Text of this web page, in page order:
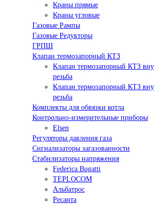
Краны прямые
Краны угловые
Газовые Рампы
Газовые Редукторы
ГРПШ
Клапан термозапорный КТЗ
Клапан термозапорный КТЗ
резьба
Клапан термозапорный КТЗ
резьба
Комплекты для обвязки котла
Контрольно-измерительные приборы
Elsen
Регуляторы давления газа
Сигнализаторы загазованности
Стабилизаторы напряжения
Federica Bugatti
TEPLOCOM
Альбатрос
Ресанта